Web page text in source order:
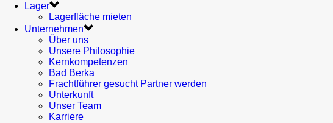
Lager
Lagerfläche mieten
Unternehmen
Über uns
Unsere Philosophie
Kernkompetenzen
Bad Berka
Frachtführer gesucht Partner werden
Unterkunft
Unser Team
Karriere